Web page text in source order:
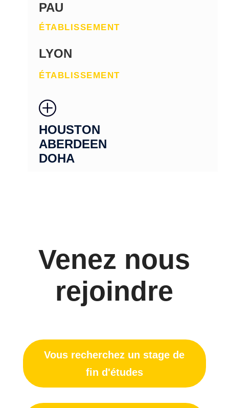
PAU
ÉTABLISSEMENT
LYON
ÉTABLISSEMENT
P
HOUSTON
ABERDEEN
DOHA
Venez nous
rejoindre
Vous recherchez un stage de
fin d'études